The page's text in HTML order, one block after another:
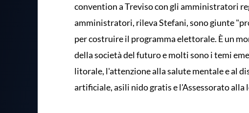
convention a Treviso con gli amministratori
amministratori, rileva Stefani, sono giunte
per costruire il programma elettorale. È un
della società del futuro e molti sono i temi
litorale, l'attenzione alla salute mentale e al
artificiale, asili nido gratis e l'Assessorato alla